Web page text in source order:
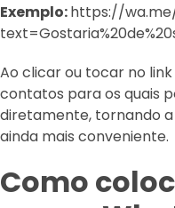
Exemplo:https://
Ao clicar ou tocar no
contatos para os quais
diretamente, tornando
ainda mais conveniente.
Como